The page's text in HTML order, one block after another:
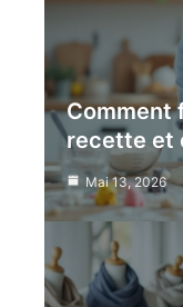
Comment
recette et
Mai 13, 2026